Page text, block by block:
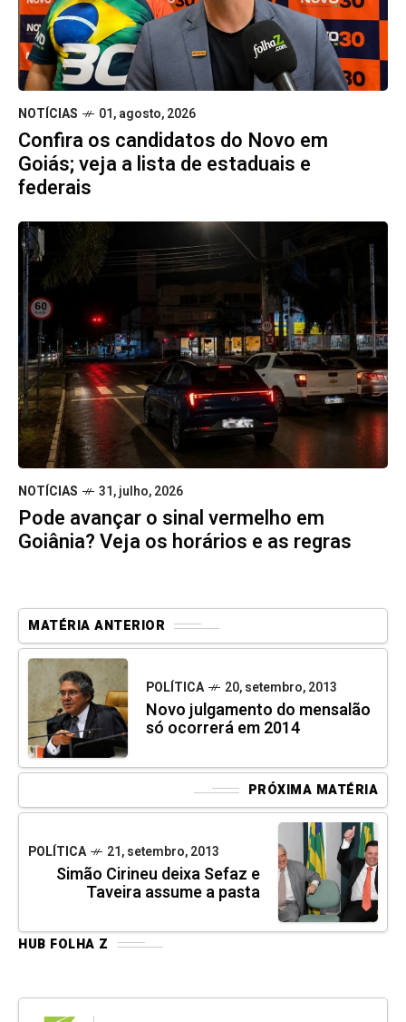
NOTÍCIAS 01, agosto, 2026
Confira os candidatos do Novo em
Goiás; veja a lista de estaduais e
federais
NOTÍCIAS 31, julho, 2026
Pode avançar o sinal vermelho em
Goiânia? Veja os horários e as regras
MATÉRIA ANTERIOR
POLÍTICA 20, setembro, 2013
Novo julgamento do mensalão
só ocorrerá em 2014
PRÓXIMA MATÉRIA
POLÍTICA 21, setembro, 2013
Simão Cirineu deixa Sefaz e
Taveira assume a pasta
HUB FOLHA Z